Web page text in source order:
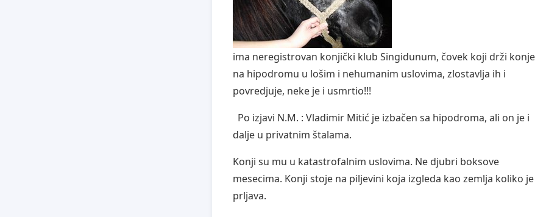
ima neregistrovan konjički klub Singidunum, čovek koji drži konje
na hipodromu u lošim i nehumanim uslovima, zlostavlja ih i
povredjuje, neke je i usmrtio!!!
Po izjavi N.M. : Vladimir Mitić je izbačen sa hipodroma, ali on je i
dalje u privatnim štalama.
Konji su mu u katastrofalnim uslovima. Ne djubri boksove
mesecima. Konji stoje na piljevini koja izgleda kao zemlja koliko je
prljava.